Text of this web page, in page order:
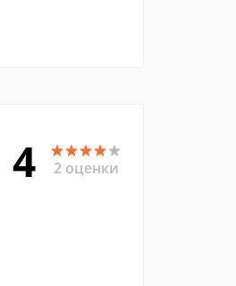
4 2 оценки